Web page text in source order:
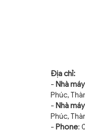
Địa chỉ:
- Nhà máy
Phúc,
- Nhà
Phúc,
- Phone: